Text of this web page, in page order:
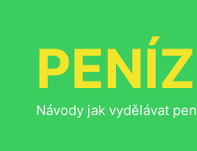
obsah
Návody jak vydělávat